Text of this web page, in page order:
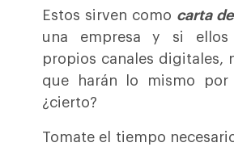
Estos sirven como carta
una empresa y si
propios canales digitales,
que harán lo mismo por
¿cierto?
Tomate el tiempo